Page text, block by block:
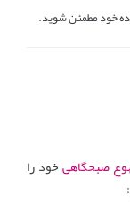
خود مطمئن شوید.
صبحگاهیخود را